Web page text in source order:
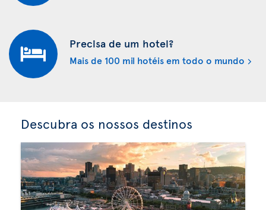
Precisa de um hotel?
Mais de 100 mil hotéis em todo o mundo
Descubra os nossos destinos